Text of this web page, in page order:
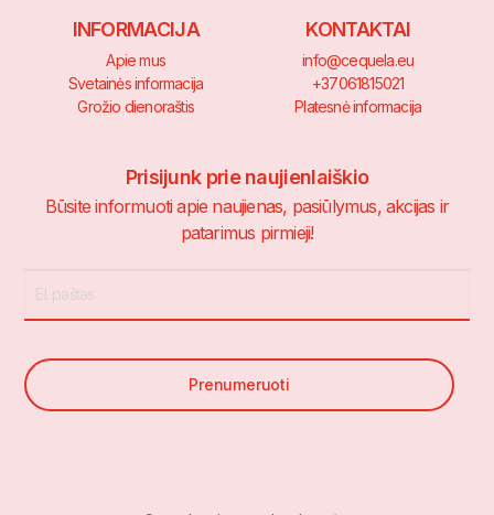
INFORMACIJA
Apie mus
Svetainės informacija
Grožio dienoraštis
KONTAKTAI
info@cequela.eu
+37061815021
Platesnė informacija
Prisijunk prie naujienlaiškio
Būsite informuoti apie naujienas, pasiūlymus, akcijas ir
patarimus pirmieji!
Prenumeruoti